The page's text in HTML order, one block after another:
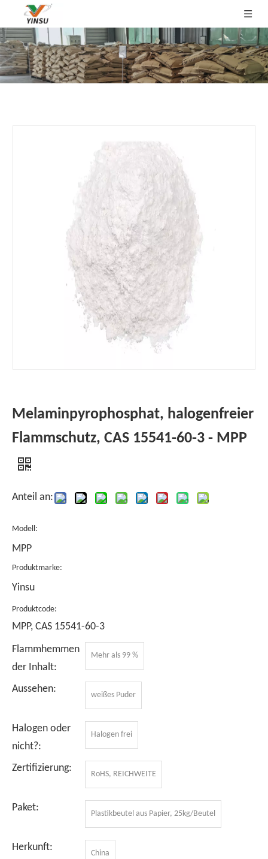
Melaminpyrophosphat, halogenfreier
Flammschutz, CAS 15541-60-3 - MPP
Anteil an:
Modell:
MPP
Produktmarke:
Yinsu
Produktcode:
MPP, CAS 15541-60-3
Flammhemmen
der Inhalt:
Mehr als 99 %
Aussehen:
weißes Puder
Halogen oder
nicht?:
Halogen frei
Zertifizierung:
RoHS, REICHWEITE
Paket:
Plastikbeutel aus Papier, 25kg/Beutel
Herkunft:
China